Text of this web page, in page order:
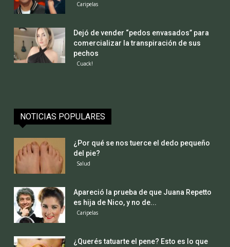
Caripelas
Dejó de vender “pedos envasados” para
comercializar la transpiración de sus
pechos
Cuack!
NOTICIAS POPULARES
¿Por qué se nos tuerce el dedo pequeño
del pie?
Salud
Apareció la prueba de que Juana Repetto
es hija de Nico, y no de...
Caripelas
¿Querés tatuarte el pene? Esto es lo que